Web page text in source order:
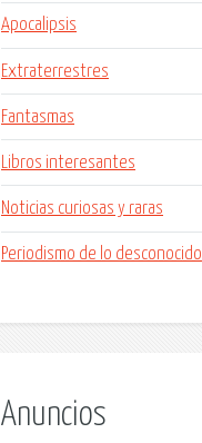
Apocalipsis
Extraterrestres
Fantasmas
Libros interesantes
Noticias curiosas y raras
Periodismo de lo desconocido
Anuncios